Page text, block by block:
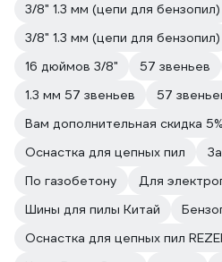
3/8" 1.3 мм (цепи для бензопил)
3/8" 1.3 мм (цепи для бензопил)
16 дюймов 3/8"
57 звеньев
1.3 мм 57 звеньев
57
Вам дополнительная скидка 5%
Оснастка для цепных пил
По газобетону
Для
Шины для пилы Китай
Оснастка для цепных пил